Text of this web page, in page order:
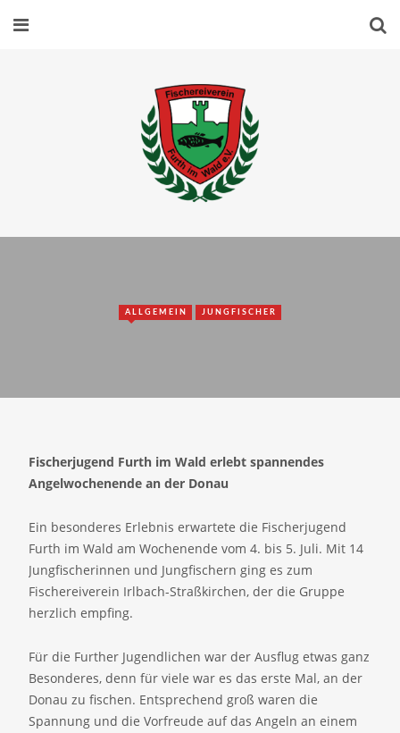
ALLGEMEIN JUNGFISCHER
Fischerjugend Furth im Wald erlebt spannendes
Angelwochenende an der Donau
Ein besonderes Erlebnis erwartete die Fischerjugend
Furth im Wald am Wochenende vom 4. bis 5. Juli. Mit 14
Jungfischerinnen und Jungfischern ging es zum
Fischereiverein Irlbach-Straßkirchen, der die Gruppe
herzlich empfing.
Für die Further Jugendlichen war der Ausflug etwas ganz
Besonderes, denn für viele war es das erste Mal, an der
Donau zu fischen. Entsprechend groß waren die
Spannung und die Vorfreude auf das Angeln an einem